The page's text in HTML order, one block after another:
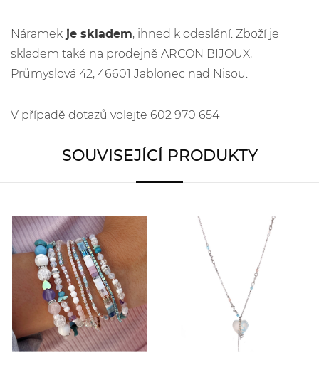
Náramek je skladem, ihned k odeslání. Zboží je
skladem také na prodejně ARCON BIJOUX,
Průmyslová 42, 46601 Jablonec nad Nisou.
V případě dotazů volejte 602 970 654
SOUVISEJÍCÍ PRODUKTY